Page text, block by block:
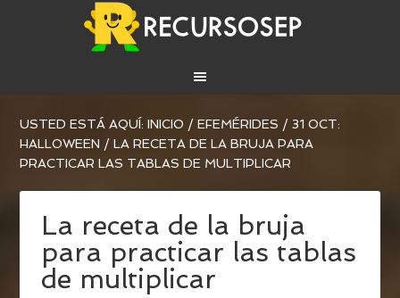
USTED ESTÁ AQUÍ:INICIO / EFEMÉRIDES / 31 OCT:
HALLOWEEN / LA RECETA DE LA BRUJA PARA
PRACTICAR LAS TABLAS DE MULTIPLICAR
La receta de la bruja
para practicar las tablas
de multiplicar